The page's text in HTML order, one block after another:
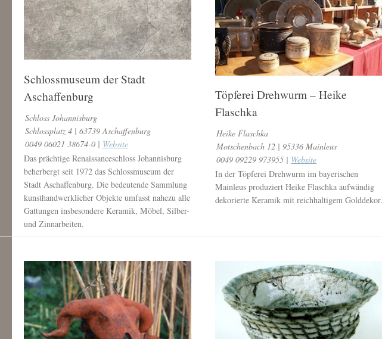
Schlossmuseum der Stadt
Aschaffenburg
Schloss Johannisburg
Schlossplatz 4 | 63739 Aschaffenburg
0049 06021 38674-0 | Website
Das prächtige Renaissanceschloss Johannisburg
beherbergt seit 1972 das Schlossmuseum der
Stadt Aschaffenburg. Die bedeutende Sammlung
kunsthandwerklicher Objekte umfasst nahezu alle
Gattungen insbesondere Keramik, Möbel, Silber-
und Zinnarbeiten.
Töpferei Drehwurm – Heike
Flaschka
Heike Flaschka
Motschenbach 12 | 95336 Mainleus
0049 09229 973955 | Website
In der Töpferei Drehwurm im bayerischen
Mainleus produziert Heike Flaschka aufwändig
dekorierte Keramik mit reichhaltigem Golddekor.